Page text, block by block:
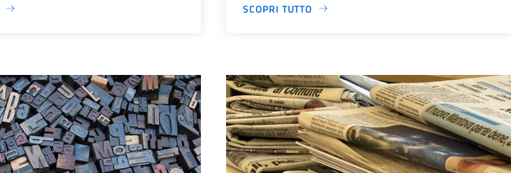
SCOPRI TUTTO